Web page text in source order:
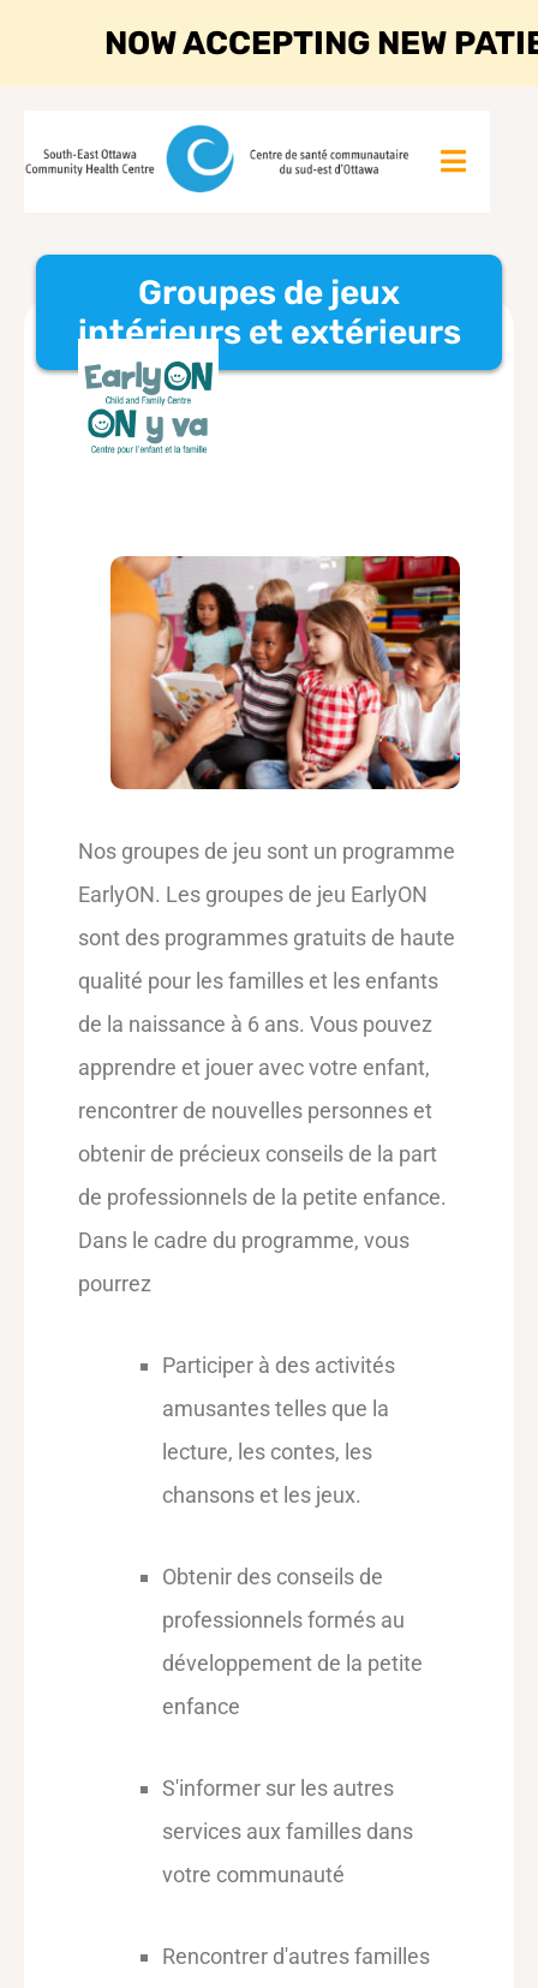
Groupes de jeux
intérieurs et extérieurs
Nos groupes de jeu sont un programme
EarlyON. Les groupes de jeu EarlyON
sont des programmes gratuits de haute
qualité pour les familles et les enfants
de la naissance à 6 ans. Vous pouvez
apprendre et jouer avec votre enfant,
rencontrer de nouvelles personnes et
obtenir de précieux conseils de la part
de professionnels de la petite enfance.
Dans le cadre du programme, vous
pourrez
Participer à des activités
amusantes telles que la
lecture, les contes, les
chansons et les jeux.
Obtenir des conseils de
professionnels formés au
développement de la petite
enfance
S'informer sur les autres
services aux familles dans
votre communauté
Rencontrer d'autres familles
NOW ACCEPTING NEW